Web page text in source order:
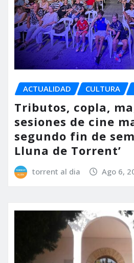
ACTUALIDAD CULTURA
Tributos, copla,
sesiones de cine
segundo fin de
Lluna de Torrent’
torrent al dia Ago 6,